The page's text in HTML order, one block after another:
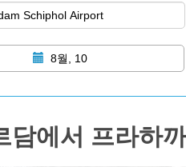
8월, 10
담에서 프라하